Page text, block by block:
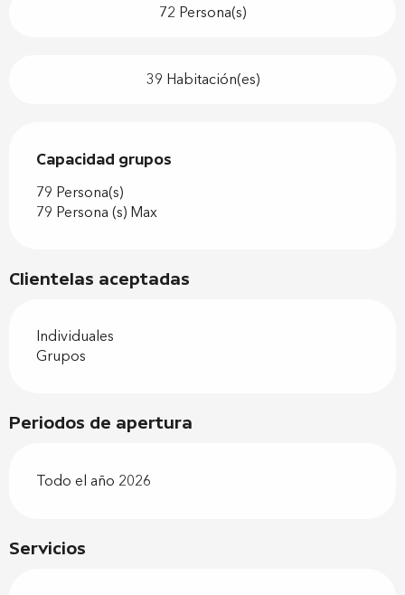
Servicios
72 Persona(s)
39 Habitación(es)
Capacidad grupos
Capacidad grupos
79 Persona(s)
79 Persona (s) Max
Clientelas aceptadas
Individuales
Grupos
Periodos de apertura
Todo el año 2026